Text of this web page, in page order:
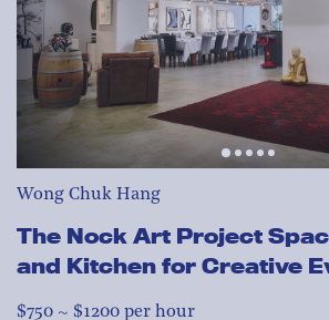
Wong Chuk Hang
The Nock Art Project
and Kitchen for Creative
$750 ~ $1200 per hour